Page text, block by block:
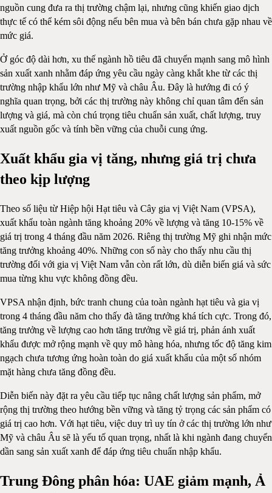
nguồn cung đưa ra thị trường chậm lại, nhưng cũng khiến giao dịch
thực tế có thể kém sôi động nếu bên mua và bên bán chưa gặp nhau về
mức giá.
Ở góc độ dài hơn, xu thế ngành hồ tiêu đã chuyển mạnh sang mô hình
sản xuất xanh nhằm đáp ứng yêu cầu ngày càng khắt khe từ các thị
trường nhập khẩu lớn như Mỹ và châu Âu. Đây là hướng đi có ý
nghĩa quan trọng, bởi các thị trường này không chỉ quan tâm đến sản
lượng và giá, mà còn chú trọng tiêu chuẩn sản xuất, chất lượng, truy
xuất nguồn gốc và tính bền vững của chuỗi cung ứng.
Xuất khẩu gia vị tăng, nhưng giá trị chưa
theo kịp lượng
Theo số liệu từ Hiệp hội Hạt tiêu và Cây gia vị Việt Nam (VPSA),
xuất khẩu toàn ngành tăng khoảng 20% về lượng và tăng 10-15% về
giá trị trong 4 tháng đầu năm 2026. Riêng thị trường Mỹ ghi nhận mức
tăng trưởng khoảng 40%. Những con số này cho thấy nhu cầu thị
trường đối với gia vị Việt Nam vẫn còn rất lớn, dù diễn biến giá và sức
mua từng khu vực không đồng đều.
VPSA nhận định, bức tranh chung của toàn ngành hạt tiêu và gia vị
trong 4 tháng đầu năm cho thấy đà tăng trưởng khá tích cực. Trong đó,
tăng trưởng về lượng cao hơn tăng trưởng về giá trị, phản ánh xuất
khẩu được mở rộng mạnh về quy mô hàng hóa, nhưng tốc độ tăng kim
ngạch chưa tương ứng hoàn toàn do giá xuất khẩu của một số nhóm
mặt hàng chưa tăng đồng đều.
Diễn biến này đặt ra yêu cầu tiếp tục nâng chất lượng sản phẩm, mở
rộng thị trường theo hướng bền vững và tăng tỷ trọng các sản phẩm có
giá trị cao hơn. Với hạt tiêu, việc duy trì uy tín ở các thị trường lớn như
Mỹ và châu Âu sẽ là yếu tố quan trọng, nhất là khi ngành đang chuyển
dần sang sản xuất xanh để đáp ứng tiêu chuẩn nhập khẩu.
Trung Đông phân hóa: UAE giảm mạnh, Ả